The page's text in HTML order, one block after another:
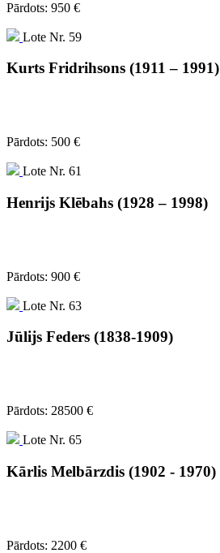
Pārdots: 950 €
Lote Nr. 59
Kurts Fridrihsons (1911 – 1991)
Pārdots: 500 €
Lote Nr. 61
Henrijs Klēbahs (1928 – 1998)
Pārdots: 900 €
Lote Nr. 63
Jūlijs Feders (1838-1909)
Pārdots: 28500 €
Lote Nr. 65
Kārlis Melbārzdis (1902 - 1970)
Pārdots: 2200 €